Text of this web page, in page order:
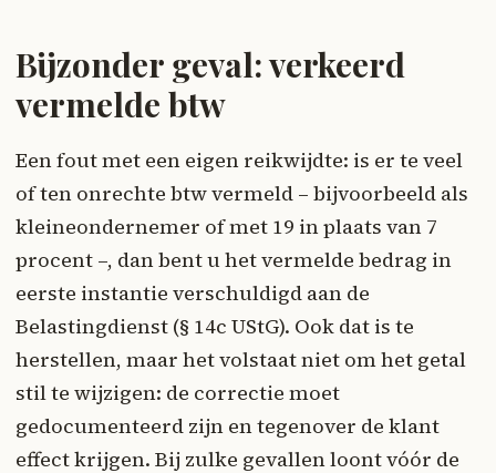
Bijzonder geval: verkeerd
vermelde btw
Een fout met een eigen reikwijdte: is er te veel
of ten onrechte btw vermeld – bijvoorbeeld als
kleineondernemer of met 19 in plaats van 7
procent –, dan bent u het vermelde bedrag in
eerste instantie verschuldigd aan de
Belastingdienst (§ 14c UStG). Ook dat is te
herstellen, maar het volstaat niet om het getal
stil te wijzigen: de correctie moet
gedocumenteerd zijn en tegenover de klant
effect krijgen. Bij zulke gevallen loont vóór de